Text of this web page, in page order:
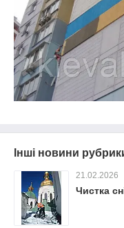
Інші новини
21.02.2026
Чистка